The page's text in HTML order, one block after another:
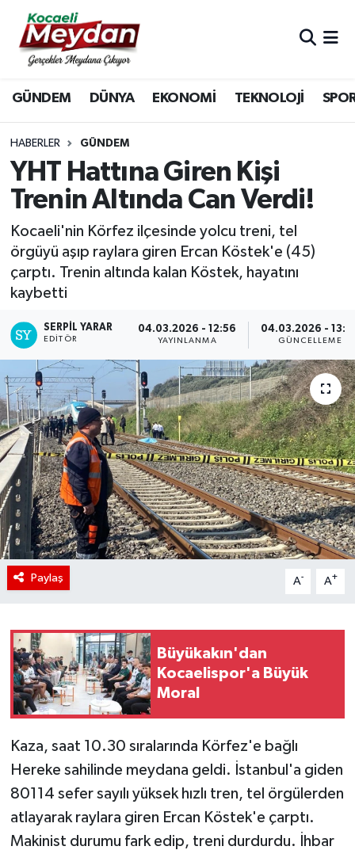
GÜNDEM DÜNYA EKONOMİ TEKNOLOJİ
HABERLER GÜNDEM
YHT Hattına Giren Kişi
Trenin Altında Can Verdi!
Kocaeli'nin Körfez ilçesinde yolcu treni, tel
örgüyü aşıp raylara giren Ercan Köstek'e (45)
çarptı. Trenin altında kalan Köstek, hayatını
kaybetti
SERPİL YARAR
EDITÖR
04.03.2026 - 12:56
YAYINLANMA
04.03.2026 -
GÜNCELLEME
Paylaş A- A+
Büyükakın'dan
Kocaelispor'a Büyük
Moral
Kaza, saat 10.30 sıralarında Körfez'e bağlı
Hereke sahilinde meydana geldi. İstanbul'a giden
80114 sefer sayılı yüksek hızlı tren, tel örgülerden
atlayarak raylara giren Ercan Köstek'e çarptı.
Makinist durumu fark edip, treni durdurdu. İhbar
Nöbetçi Eczaneler
Hava Durumu
Trafik Durumu
Süper Lig Puan Durumu ve Fikstür
Son Dakika Haberleri
Haber Arşivi